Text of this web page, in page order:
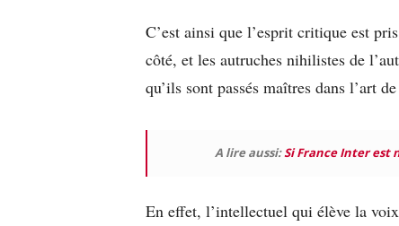
C’est ainsi que l’esprit critique est
côté, et les autruches nihilistes de
qu’ils sont passés maîtres dans l’art
A lire aussi:Si France Inter est
En effet, l’intellectuel qui élève la